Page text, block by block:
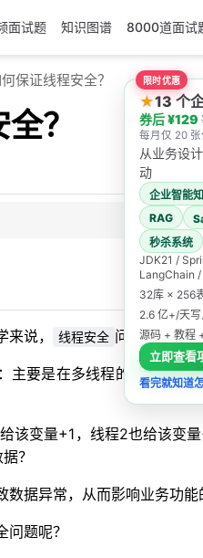
面试题 知识图谱 8000道面试
保证线程安全？
？
说， 线程安全 问题是我们
主要是在多线程的环境下，
该变量+1，线程2也给该变
？
数据异常，从而影响业务功
题呢？
限时优惠
★13 个
券后 ¥129
每月仅 20
从业务设
动
企业智能
RAG
秒杀系统
JDK21 /
LangChain /
32库 × 256
2.6 亿+/天写
源码 + 教程
立即查看
看完就知道